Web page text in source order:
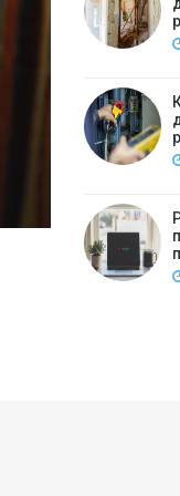
робіт та
вечірній